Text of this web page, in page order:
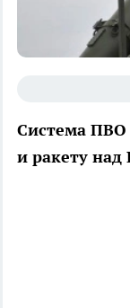
Система ПВО
и ракету над